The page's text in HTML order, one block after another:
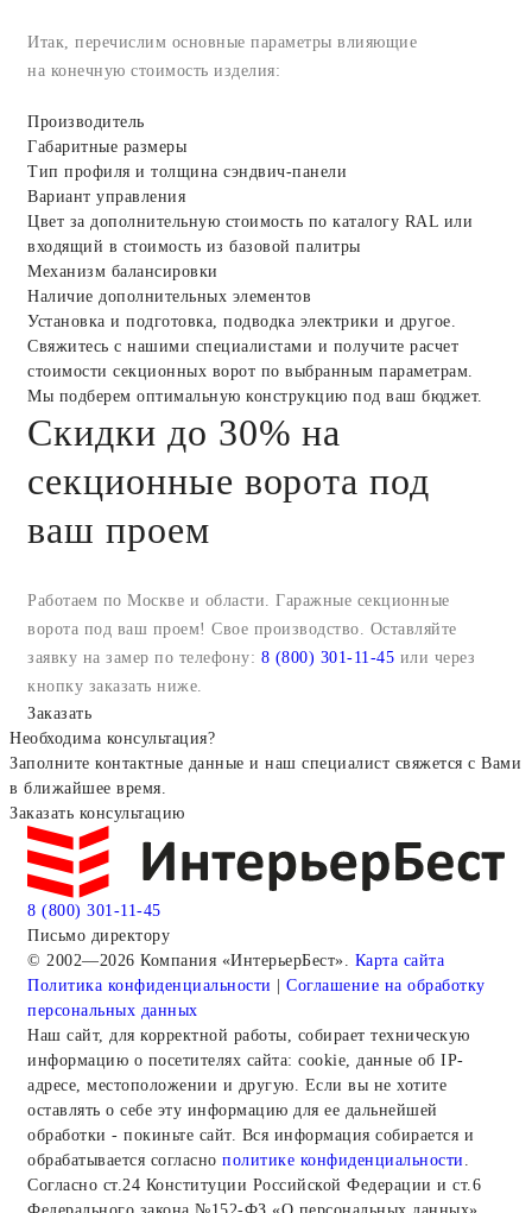
Итак, перечислим основные параметры влияющие
на конечную стоимость изделия:
Производитель
Габаритные размеры
Тип профиля и толщина сэндвич-панели
Вариант управления
Цвет за дополнительную стоимость по каталогу RAL или
входящий в стоимость из базовой палитры
Механизм балансировки
Наличие дополнительных элементов
Установка и подготовка, подводка электрики и другое.
Свяжитесь с нашими специалистами и получите расчет
стоимости секционных ворот по выбранным параметрам.
Мы подберем оптимальную конструкцию под ваш бюджет.
Скидки до 30% на
секционные ворота под
ваш проем
Работаем по Москве и области. Гаражные секционные
ворота под ваш проем! Свое производство. Оставляйте
заявку на замер по телефону: 8 (800) 301-11-45 или через
кнопку заказать ниже.
Заказать
Необходима консультация?
Заполните контактные данные и наш специалист свяжется с Вами
в ближайшее время.
Заказать консультацию
8 (800) 301-11-45
Письмо директору
© 2002—2026 Компания «ИнтерьерБест». Карта сайта
Политика конфиденциальности
Соглашение на обработку
персональных данных
Наш сайт, для корректной работы, собирает техническую
информацию о посетителях сайта: cookie, данные об IP-
адресе, местоположении и другую. Если вы не хотите
оставлять о себе эту информацию для ее дальнейшей
обработки - покиньте сайт. Вся информация собирается и
обрабатывается согласно политике конфиденциальности
Согласно ст.24 Конституции Российской Федерации и ст.6